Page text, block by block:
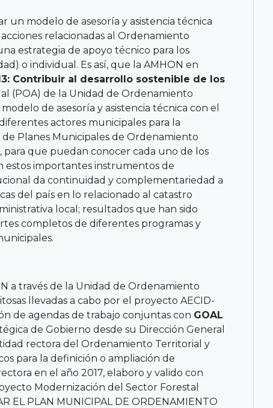
un modelo de asesoría y asistencia técnica
relacionadas al Ordenamiento
estrategia de apoyo técnico para los
o individual. Es así, que la AMHON en
Contribuir al desarrollo sostenible de los
(POA) de la Unidad de Ordenamiento
de asesoría y asistencia técnica con el
actores municipales para la
Planes Municipales de Ordenamiento
que puedan conocer cada uno de los
estos importantes instrumentos de
da continuidad y complementariedad a
del país en lo relacionado al catastro
local; resultados que han sido
completos de diferentes programas y
a través de la Unidad de Ordenamiento
llevadas a cabo por el proyecto AECID-
de agendas de trabajo conjuntas con GOAL
de Gobierno desde su Dirección General
rectora del Ordenamiento Territorial y
para la definición o ampliación de
en el año 2017, elaboro y valido con
Modernización del Sector Forestal
EL PLAN MUNICIPAL DE ORDENAMIENTO